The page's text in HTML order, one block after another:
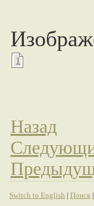
1
Назад
Switch to English | Поиск |